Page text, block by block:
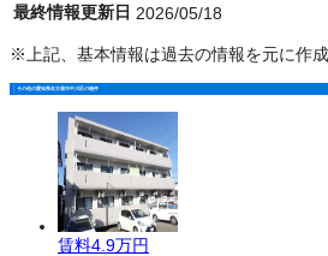
最終情報更新日 2026/05/18
※上記、基本情報は過去の情報を元に作成
その他の愛知県名古屋市中川区の物件
賃料4.9万円